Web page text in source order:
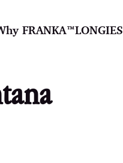
FRANKA™️LONGIES